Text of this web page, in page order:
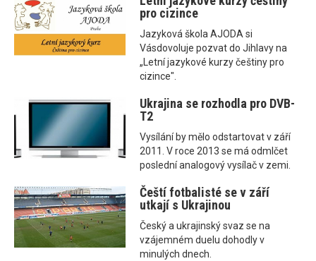
pro cizince
Jazyková škola AJODA si
Vásdovoluje pozvat do Jihlavy na
„Letní jazykové kurzy češtiny pro
cizince".
Ukrajina se rozhodla pro DVB-
T2
Vysílání by mělo odstartovat v září
2011. V roce 2013 se má odmlčet
poslední analogový vysílač v zemi.
Čeští fotbalisté se v září
utkají s Ukrajinou
Český a ukrajinský svaz se na
vzájemném duelu dohodly v
minulých dnech.